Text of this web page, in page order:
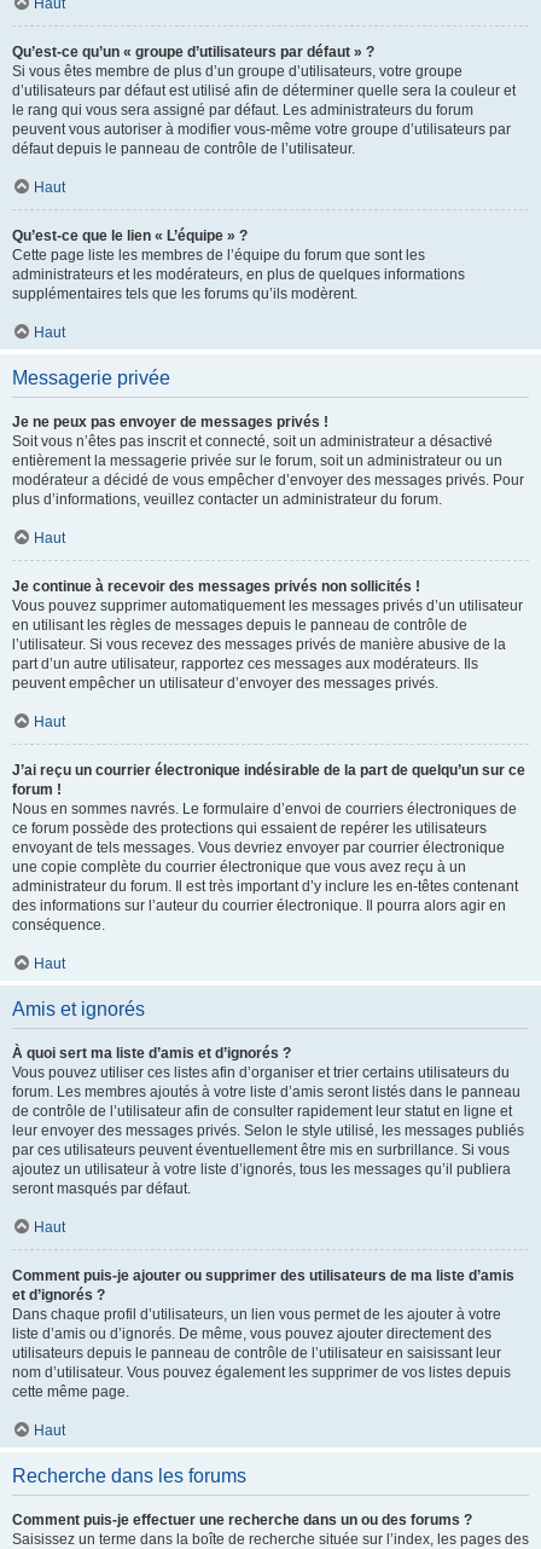
Haut
Qu’est-ce qu’un « groupe d’utilisateurs par défaut » ?
Si vous êtes membre de plus d’un groupe d’utilisateurs, votre groupe
d’utilisateurs par défaut est utilisé afin de déterminer quelle sera la couleur et
le rang qui vous sera assigné par défaut. Les administrateurs du forum
peuvent vous autoriser à modifier vous-même votre groupe d’utilisateurs par
défaut depuis le panneau de contrôle de l’utilisateur.
Haut
Qu’est-ce que le lien « L’équipe » ?
Cette page liste les membres de l’équipe du forum que sont les
administrateurs et les modérateurs, en plus de quelques informations
supplémentaires tels que les forums qu’ils modèrent.
Haut
Messagerie privée
Je ne peux pas envoyer de messages privés !
Soit vous n’êtes pas inscrit et connecté, soit un administrateur a désactivé
entièrement la messagerie privée sur le forum, soit un administrateur ou un
modérateur a décidé de vous empêcher d’envoyer des messages privés. Pour
plus d’informations, veuillez contacter un administrateur du forum.
Haut
Je continue à recevoir des messages privés non sollicités !
Vous pouvez supprimer automatiquement les messages privés d’un utilisateur
en utilisant les règles de messages depuis le panneau de contrôle de
l’utilisateur. Si vous recevez des messages privés de manière abusive de la
part d’un autre utilisateur, rapportez ces messages aux modérateurs. Ils
peuvent empêcher un utilisateur d’envoyer des messages privés.
Haut
J’ai reçu un courrier électronique indésirable de la part de quelqu’un sur ce
forum !
Nous en sommes navrés. Le formulaire d’envoi de courriers électroniques de
ce forum possède des protections qui essaient de repérer les utilisateurs
envoyant de tels messages. Vous devriez envoyer par courrier électronique
une copie complète du courrier électronique que vous avez reçu à un
administrateur du forum. Il est très important d’y inclure les en-têtes contenant
des informations sur l’auteur du courrier électronique. Il pourra alors agir en
conséquence.
Haut
Amis et ignorés
À quoi sert ma liste d’amis et d’ignorés ?
Vous pouvez utiliser ces listes afin d’organiser et trier certains utilisateurs du
forum. Les membres ajoutés à votre liste d’amis seront listés dans le panneau
de contrôle de l’utilisateur afin de consulter rapidement leur statut en ligne et
leur envoyer des messages privés. Selon le style utilisé, les messages publiés
par ces utilisateurs peuvent éventuellement être mis en surbrillance. Si vous
ajoutez un utilisateur à votre liste d’ignorés, tous les messages qu’il publiera
seront masqués par défaut.
Haut
Comment puis-je ajouter ou supprimer des utilisateurs de ma liste d’amis
et d’ignorés ?
Dans chaque profil d’utilisateurs, un lien vous permet de les ajouter à votre
liste d’amis ou d’ignorés. De même, vous pouvez ajouter directement des
utilisateurs depuis le panneau de contrôle de l’utilisateur en saisissant leur
nom d’utilisateur. Vous pouvez également les supprimer de vos listes depuis
cette même page.
Haut
Recherche dans les forums
Comment puis-je effectuer une recherche dans un ou des forums ?
Saisissez un terme dans la boîte de recherche située sur l’index, les pages des